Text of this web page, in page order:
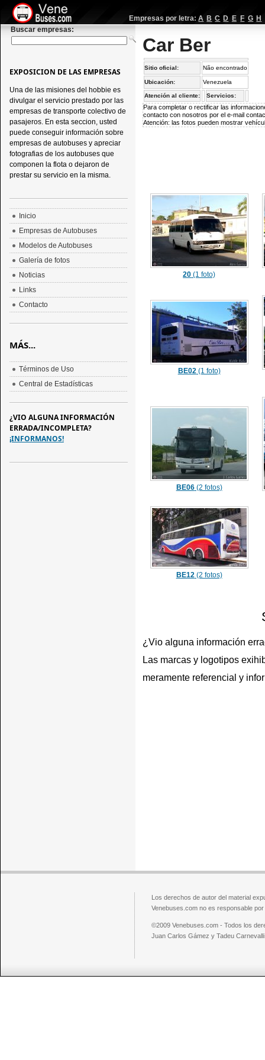
Empresas por letra: A B C D E F G H
Buscar empresas:
Car Ber
Sitio oficial: Não encontrado
Ubicación: Venezuela
Atención al cliente: Servicios:
Para completar o rectificar las
contacto con nosotros por el e-mail
Atención: las fotos pueden mostrar
20 (1 foto)
BE02(1 foto)
BE06(2 fotos)
BE12(2 fotos)
¿Vio alguna información
Las marcas y logotipos
meramente referencial y
EXPOSICION DE LAS EMPRESAS
Una de las misiones del hobbie es
divulgar el servicio prestado por las
empresas de transporte colectivo de
pasajeros. En esta seccion, usted
puede conseguir información sobre
empresas de autobuses y apreciar
fotografias de los autobuses que
componen la flota o dejaron de
prestar su servicio en la misma.
Inicio
Empresas de Autobuses
Modelos de Autobuses
Galería de fotos
Noticias
Links
Contacto
MÁS...
Términos de Uso
Central de Estadísticas
¿VIO ALGUNA INFORMACIÓN
ERRADA/INCOMPLETA?
¡INFORMANOS!
Los derechos de autor del material
Venebuses.com no es responsable
©2009 Venebuses.com - Todos los
Juan Carlos Gámez y Tadeu Carnevalli